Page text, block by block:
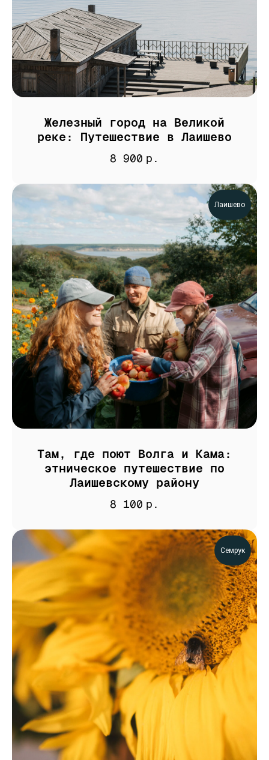
Железный город на Великой
реке: Путешествие в Лаишево
8 900 р.
Лаишево
Там, где поют Волга и Кама:
этническое путешествие по
Лаишевскому району
8 100 р.
Семрук